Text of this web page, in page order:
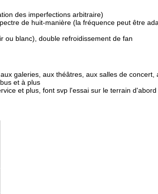
des imperfections arbitraire)
de huit-manière (la fréquence peut être
ou blanc), double refroidissement de fan
galeries, aux théâtres, aux salles de
et à plus
et plus, font svp l'essai sur le terrain